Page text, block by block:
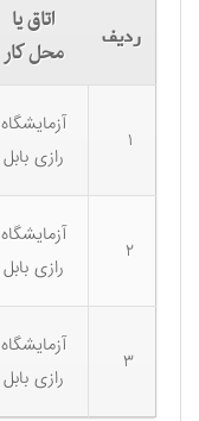
ردیف
اتاق یا
محل کار
۱
آزمایشگاه
رازی بابل
۲
آزمایشگاه
رازی بابل
۳
آزمایشگاه
رازی بابل